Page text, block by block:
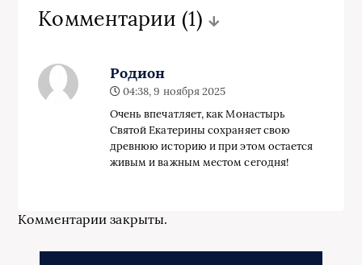
Комментарии (1)
Родион
04:38, 9 ноября 2025
Очень впечатляет, как Монастырь
Святой Екатерины сохраняет свою
древнюю историю и при этом остается
живым и важным местом сегодня!
Комментарии закрыты.